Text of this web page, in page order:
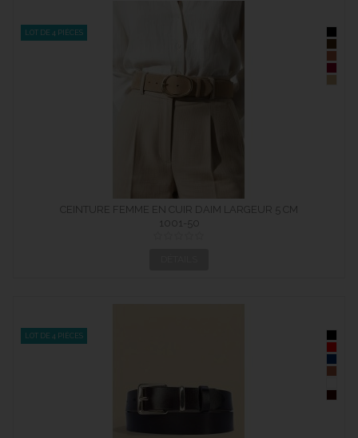
LOT DE 4 PIÈCES
CEINTURE FEMME EN CUIR DAIM LARGEUR 5 CM
1001-50
LOT DE 4 PIÈCES